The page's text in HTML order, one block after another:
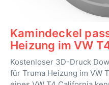
Kamindeckel
Heizung im VW
Kostenloser 3D-Druck
für Truma Heizung im VW